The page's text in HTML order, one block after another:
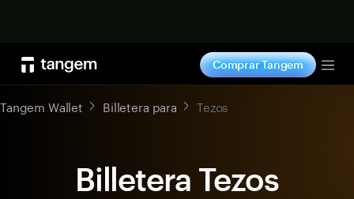
Comprar Tangem
Tangem Wallet Billetera para Tezos
Billetera Tezos